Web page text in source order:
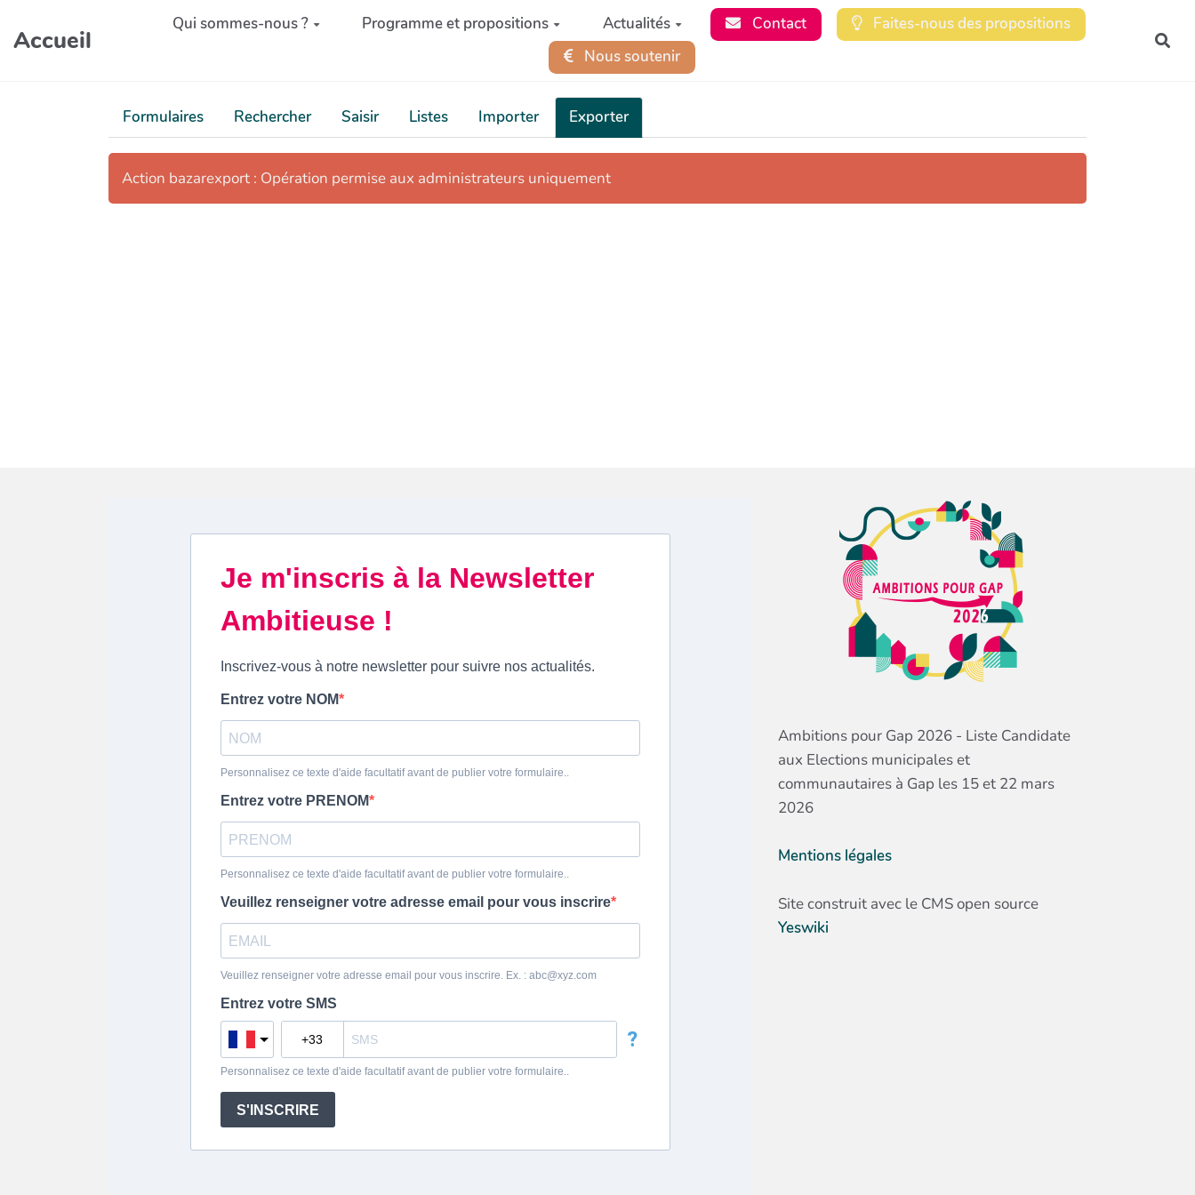
Aller au contenu principal
Accueil
Qui sommes-nous ? Programme et propositions Actualités Contact
Faites-nous des propositions
Nous soutenir
Formulaires Rechercher Saisir Listes Importer Exporter
Action bazarexport : Opération permise aux administrateurs uniquement
Ambitions pour Gap 2026 - Liste Candidate
aux Elections municipales et
communautaires à Gap les 15 et 22 mars
2026
Mentions légales
Site construit avec le CMS open source
Yeswiki